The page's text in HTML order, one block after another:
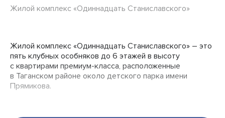
Жилой комплекс «Одиннадцать Станиславского»
Жилой комплекс «Одиннадцать Станиславского» – это
пять клубных особняков до 6 этажей в высоту
с квартирами премиум-класса, расположенные
в Таганском районе около детского парка имени
Прямикова.